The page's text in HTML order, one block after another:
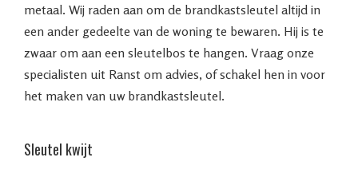
metaal. Wij raden aan om de brandkastsleutel altijd in
een ander gedeelte van de woning te bewaren. Hij is te
zwaar om aan een sleutelbos te hangen. Vraag onze
specialisten uit Ranst om advies, of schakel hen in voor
het maken van uw brandkastsleutel.
Sleutel kwijt